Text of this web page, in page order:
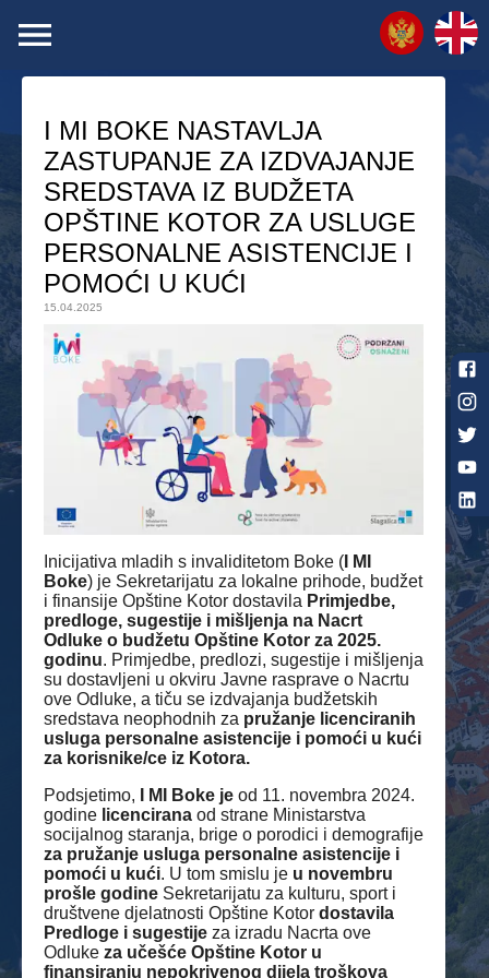
I MI BOKE NASTAVLJA
ZASTUPANJE ZA IZDVAJANJE
SREDSTAVA IZ BUDŽETA
OPŠTINE KOTOR ZA USLUGE
PERSONALNE ASISTENCIJE I
POMOĆI U KUĆI
15.04.2025
Inicijativa mladih s invaliditetom Boke ( I MI
Boke) je Sekretarijatu za lokalne prihode, budžet
i finansije Opštine Kotor dostavila Primjedbe,
predloge, sugestije i mišljenja na Nacrt
Odluke o budžetu Opštine Kotor za 2025.
godinu. Primjedbe, predlozi, sugestije i mišljenja
su dostavljeni u okviru Javne rasprave o Nacrtu
ove Odluke, a tiču se izdvajanja budžetskih
sredstava neophodnih za pružanje licenciranih
usluga personalne asistencije i pomoći u kući
za korisnike/ce iz Kotora.
Podsjetimo,
I MI Boke je od 11. novembra 2024.
godine licencirana od strane Ministarstva
socijalnog staranja, brige o porodici i demografije
za pružanje usluga personalne asistencije i
pomoći u kući. U tom smislu je u novembru
prošle godine Sekretarijatu za kulturu, sport i
društvene djelatnosti Opštine Kotor dostavila
Predloge i sugestije za izradu Nacrta ove
Odluke za učešće Opštine Kotor u
finansiranju nepokrivenog dijela troškova